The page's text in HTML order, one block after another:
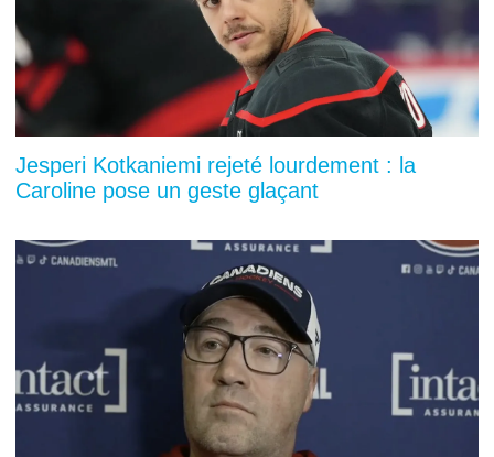
Jesperi Kotkaniemi rejeté lourdement : la
Caroline pose un geste glaçant